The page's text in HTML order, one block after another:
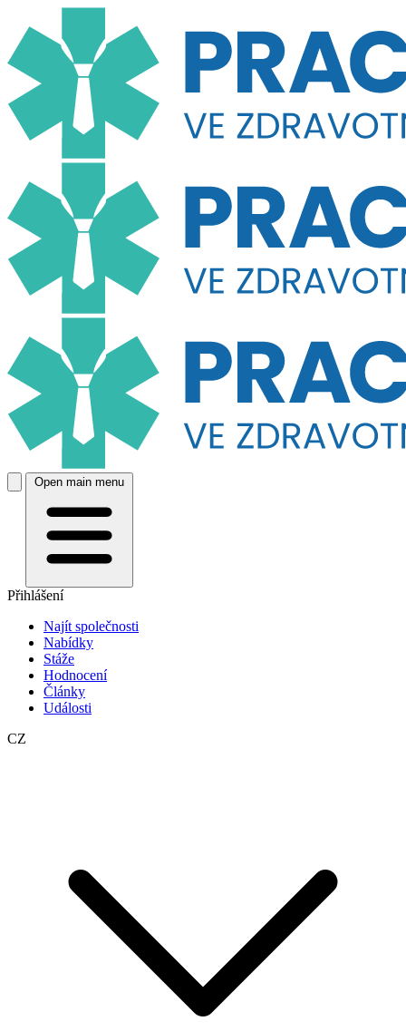
Open main menu
Přihlášení
Najít společnosti
Nabídky
Stáže
Hodnocení
Články
Události
CZ